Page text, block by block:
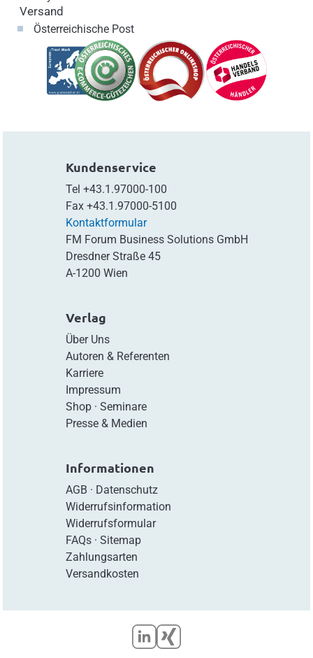
Versand
Österreichische Post
Kundenservice
Tel +43.1.97000-100
Fax +43.1.97000-5100
Kontaktformular
FM Forum Business Solutions GmbH
Dresdner Straße 45
A-1200 Wien
Verlag
Über Uns
Autoren & Referenten
Karriere
Impressum
Shop· Seminare
Presse & Medien
Informationen
AGB · Datenschutz
Widerrufsinformation
Widerrufsformular
FAQs· Sitemap
Zahlungsarten
Versandkosten